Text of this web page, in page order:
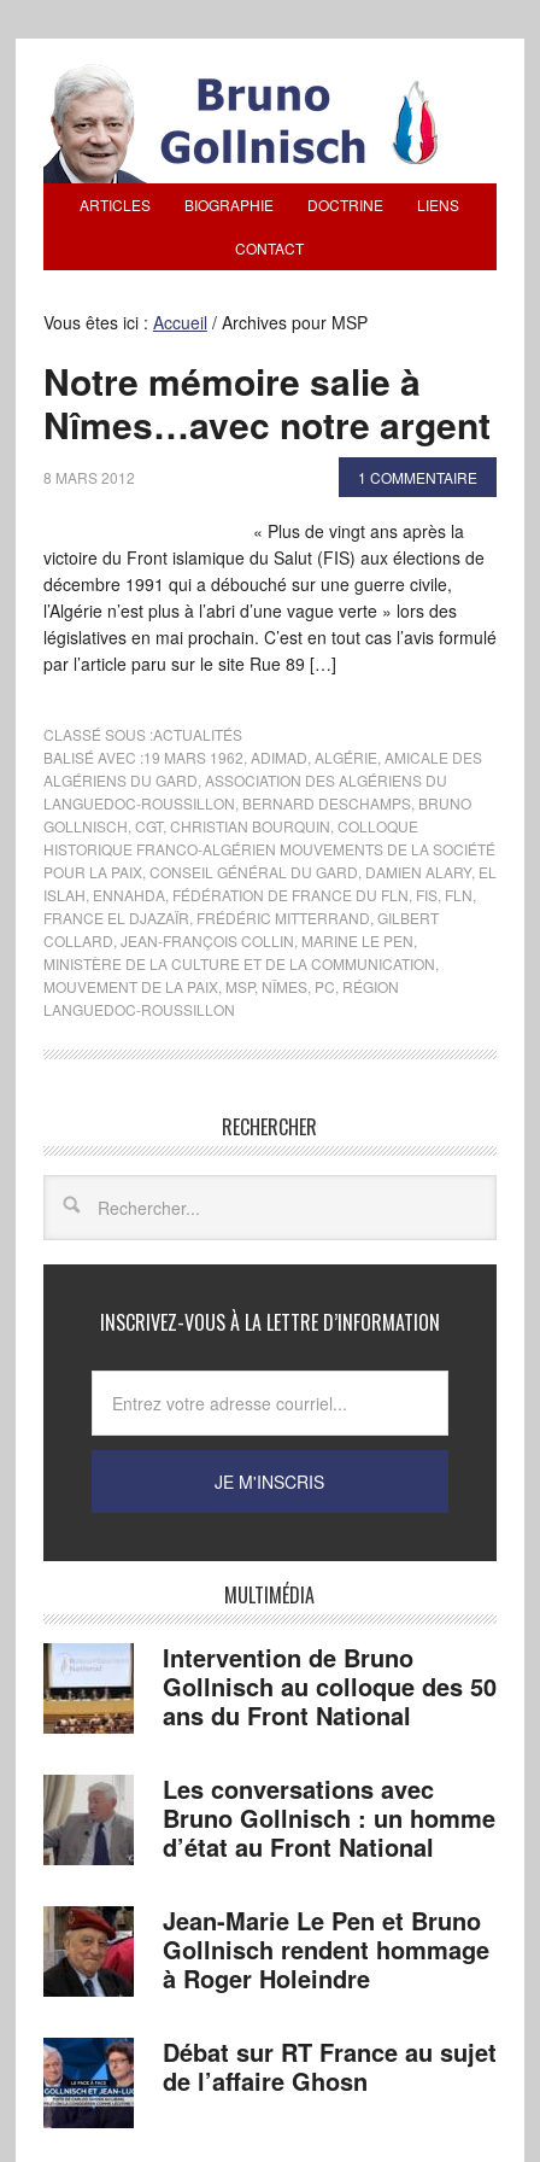
ARTICLES BIOGRAPHIE DOCTRINE LIENS
CONTACT
Vous êtes ici : Accueil /Archives pour MSP
Notre mémoire salie à
Nîmes…avec notre argent
8 MARS 2012 1 COMMENTAIRE
« Plus de vingt ans après la
victoire du Front islamique du Salut (FIS) aux élections de
décembre 1991 qui a débouché sur une guerre civile,
l’Algérie n’est plus à l’abri d’une vague verte » lors des
législatives en mai prochain. C’est en tout cas l’avis formulé
par l’article paru sur le site Rue 89 […]
CLASSÉ SOUS :ACTUALITÉS
BALISÉ AVEC :19 MARS 1962 ADIMAD ALGÉRIE AMICALE DES
ALGÉRIENS DU GARD ASSOCIATION DES ALGÉRIENS DU
LANGUEDOC-ROUSSILLON BERNARD DESCHAMPS, BRUNO
GOLLNISCH CGT, CHRISTIAN BOURQUIN COLLOQUE
HISTORIQUE FRANCO-ALGÉRIEN MOUVEMENTS DE LA SOCIÉTÉ
POUR LA PAIX, CONSEIL GÉNÉRAL DU GARD DAMIEN ALARY, EL
ISLAH ENNAHDA, FÉDÉRATION DE FRANCE DU FLN FIS, FLN
FRANCE EL DJAZAÏR FRÉDÉRIC MITTERRAND GILBERT
COLLARD JEAN-FRANÇOIS COLLIN MARINE LE PEN
MINISTÈRE DE LA CULTURE ET DE LA COMMUNICATION
MOUVEMENT DE LA PAIX, MSP, NÎMES, PC RÉGION
LANGUEDOC-ROUSSILLON
RECHERCHER
INSCRIVEZ-VOUS À LA LETTRE D’INFORMATION
MULTIMÉDIA
Intervention de Bruno
Gollnisch au colloque des 50
ans du Front National
Les conversations avec
Bruno Gollnisch : un homme
d’état au Front National
Jean-Marie Le Pen et Bruno
Gollnisch rendent hommage
à Roger Holeindre
Débat sur RT France au sujet
de l’affaire Ghosn